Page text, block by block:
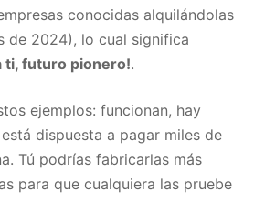
conocidas alquilándolas
de 2024), lo cual significa
ti, futuro pionero!.
ejemplos: funcionan, hay
dispuesta a pagar miles de
Tú podrías fabricarlas más
para que cualquiera las pruebe